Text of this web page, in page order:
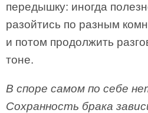
передышку: иногда
разойтись по разным
и потом продолжить
тоне.
В споре самом по себе
Сохранность брака